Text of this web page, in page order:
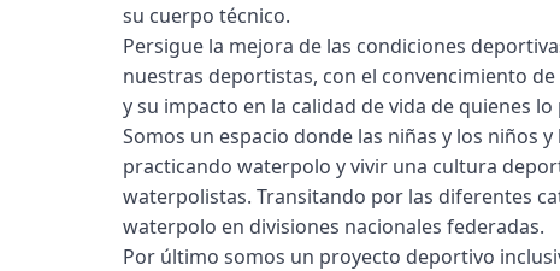
su cuerpo técnico.
Persigue la mejora de las condiciones
nuestras deportistas, con el convencimiento
y su impacto en la calidad de vida de quienes lo
Somos un espacio donde las niñas y los niños
practicando waterpolo y vivir una cultura
waterpolistas. Transitando por las diferentes
waterpolo en divisiones nacionales federadas.
Por último somos un proyecto deportivo